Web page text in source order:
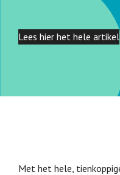
Lees hier het hele artikel
Met het hele,